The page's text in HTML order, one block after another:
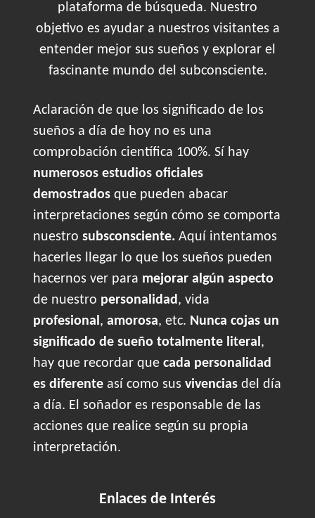
plataforma de búsqueda. Nuestro
objetivo es ayudar a nuestros visitantes a
entender mejor sus sueños y explorar el
fascinante mundo del subconsciente.
Aclaración de que los significado de los
sueños a día de hoy no es una
comprobación científica 100%. Sí hay
numerosos estudios oficiales
demostrados que pueden abacar
interpretaciones según cómo se comporta
nuestro subsconsciente. Aquí intentamos
hacerles llegar lo que los sueños pueden
hacernos ver para mejorar algún aspecto
de nuestro personalidad, vida
profesional, amorosa, etc. Nunca cojas un
significado de sueño totalmente literal,
hay que recordar que cada personalidad
es diferente así como sus vivencias del día
a día. El soñador es responsable de las
acciones que realice según su propia
interpretación.
Enlaces de Interés